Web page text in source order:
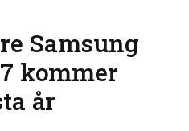
Samsung
kommer
år